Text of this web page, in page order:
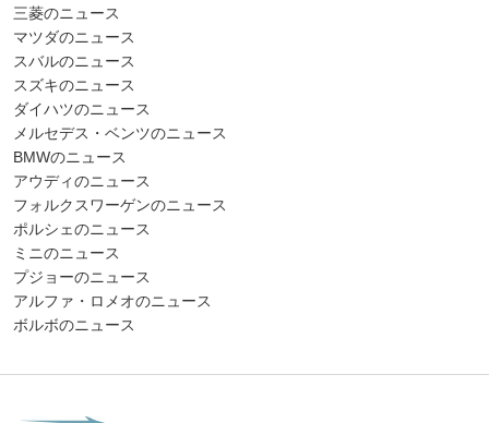
三菱のニュース
マツダのニュース
スバルのニュース
スズキのニュース
ダイハツのニュース
メルセデス・ベンツのニュース
BMWのニュース
アウディのニュース
フォルクスワーゲンのニュース
ポルシェのニュース
ミニのニュース
プジョーのニュース
アルファ・ロメオのニュース
ボルボのニュース